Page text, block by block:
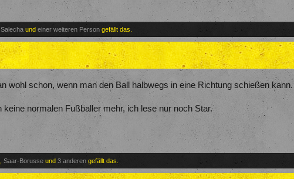
,Salecha undeiner weiteren Person gefällt das.
wohl schon, wenn man den Ball halbwegs in eine Richtung schießen kann.
keine normalen Fußballer mehr, ich lese nur noch Star.
,Saar-Borusse und3 anderen gefällt das.